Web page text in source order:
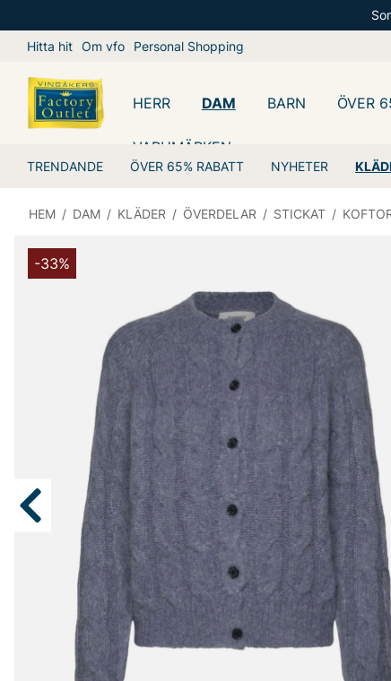
Hitta hit Om vfo Personal Shopping
HERR DAM
TRENDANDE ÖVER 65% RABATT NYHETER
BARN ÖVER
VARUMÄRKEN
HEM / DAM / KLÄDER / ÖVERDELAR / STICKAT /
-33%